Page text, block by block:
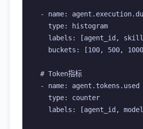
- name:
    type: histogram
labels: [agent_id,
buckets: [100, 500,
  # Token指标
  - name: agent.tokens.used
    type: counter
labels: [agent_id,